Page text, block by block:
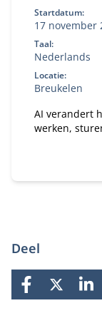
Startdatum:
17 november
Taal:
Nederlands
Locatie:
Breukelen
AI verandert
werken,
Deel
FACEBOOK
X